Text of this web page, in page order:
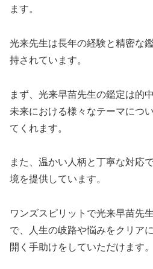
ます。
光来先生は長年の経験と精密な
持されています。
まず、光来早苗先生の鑑定は的
未来における様々なテーマにつ
てくれます。
また、温かい人柄と丁寧な対応
境を提供しています。
ワンズスピリットで光来早苗先
で、人生の岐路や悩みをクリア
開く手助けをしていただけます。